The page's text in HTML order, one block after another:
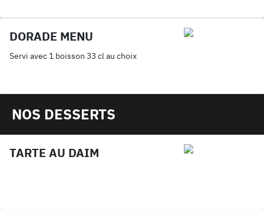
DORADE MENU
Servi avec 1 boisson 33 cl au choix
NOS DESSERTS
TARTE AU DAIM